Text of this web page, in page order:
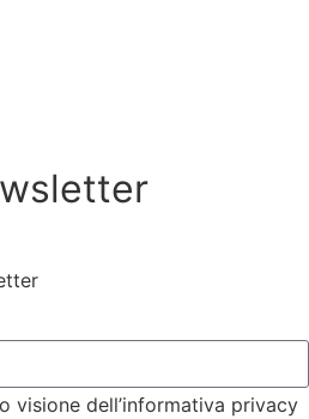
visione dell’informativa privacy